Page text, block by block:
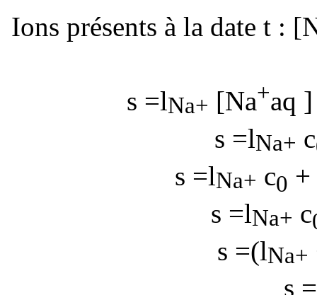
Ions présents à la date t :
s =lNa+ [Na+aq
s =lNa+ c
s =lNa+ c0 +
s =lNa+ c
s =(lNa+
s